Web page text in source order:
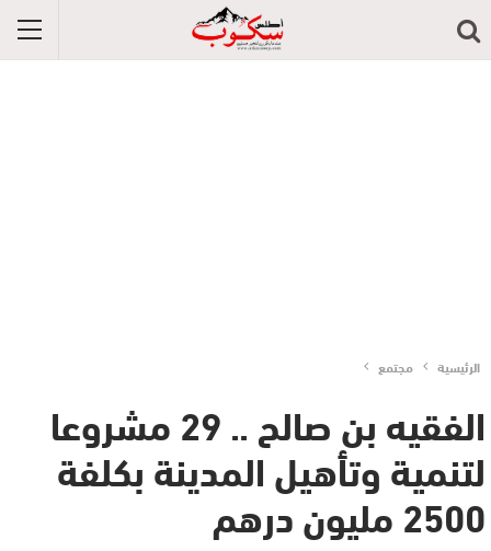
الرئيسية مجتمع
الفقيه بن صالح .. 29 مشروعا
لتنمية وتأهيل المدينة بكلفة
2500 مليون درهم